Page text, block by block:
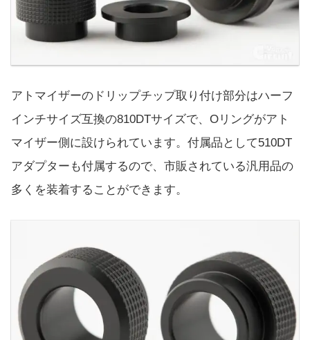
アトマイザーのドリップチップ取り付け部分はハーフ
インチサイズ互換の810DTサイズで、Oリングがアト
マイザー側に設けられています。付属品として510DT
アダプターも付属するので、市販されている汎用品の
多くを装着することができます。